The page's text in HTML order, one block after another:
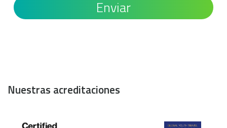
Nuestras acreditaciones